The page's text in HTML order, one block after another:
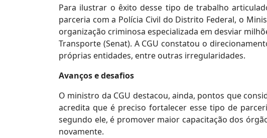
Para ilustrar o êxito desse tipo de trabalho
parceria com a Polícia Civil do Distrito Federal, o
organização criminosa especializada em desviar
Transporte (Senat). A CGU constatou o
próprias entidades, entre outras irregularidades.
Avanços e desafios
O ministro da CGU destacou, ainda, pontos que
acredita que é preciso fortalecer esse tipo de
segundo ele, é promover maior capacitação dos
novamente.